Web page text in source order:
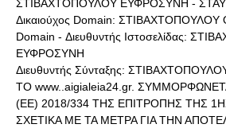
ΣΤΙΒΑΧΤΟΠΟΥΛΟΥ ΕΥΦΡΟΣΥΝΗ -
Δικαιούχος Domain: ΣΤΙΒΑΧΤΟΠΟΥΛΟΥ
Domain - Διευθυντής Ιστοσελίδας:
ΕΥΦΡΟΣΥΝΗ
Διευθυντής Σύνταξης:
ΤΟ www..aigialeia24.gr.
(ΕΕ) 2018/334 ΤΗΣ ΕΠΙΤΡΟΠΗΣ ΤΗΣ
ΣΧΕΤΙΚΑ ΜΕ ΤΑ ΜΕΤΡΑ ΓΙΑ ΤΗΝ